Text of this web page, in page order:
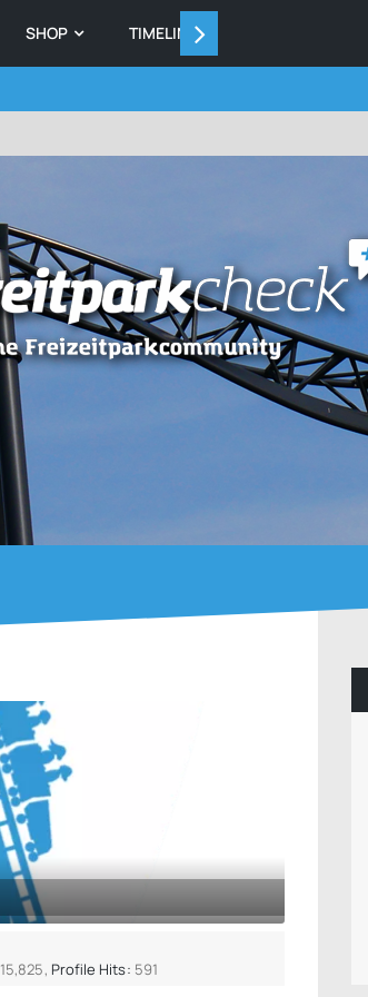
SHOP TIMELINE
15,825 Profile Hits 591